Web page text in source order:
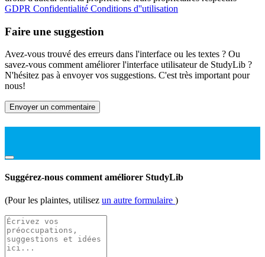
GDPR Confidentialité Conditions d''utilisation
Faire une suggestion
Avez-vous trouvé des erreurs dans l'interface ou les textes ? Ou
savez-vous comment améliorer l'interface utilisateur de StudyLib ?
N'hésitez pas à envoyer vos suggestions. C'est très important pour
nous!
Envoyer un commentaire
Suggérez-nous comment améliorer StudyLib
(Pour les plaintes, utilisez un autre formulaire )